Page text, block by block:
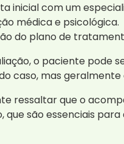
inicial com um
médica e psicológica.
do plano de
o paciente pode
caso, mas geralmente
ressaltar que o
que são essenciais